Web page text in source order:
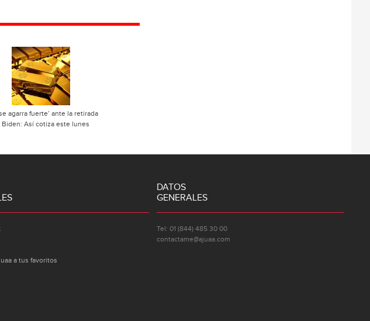
agarra fuerte’ ante la retirada
Biden: Así cotiza este lunes
a tus favoritos
DATOS
GENERALES
Tel: 01 (844) 485 30 00
contactame@ajuaa.com